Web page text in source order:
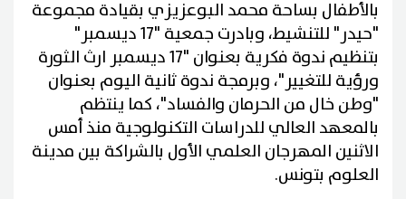
بالأطفال بساحة محمد البوعزيزي بقيادة مجموعة
"حيدر" للتنشيط، وبادرت جمعية "17 ديسمبر"
بتنظيم ندوة فكرية بعنوان "17 ديسمبر ارث الثورة
ورؤية للتغيير"، وبرمجة ندوة ثانية اليوم بعنوان
"وطن خال من الحرمان والفساد"، كما ينتظم
بالمعهد العالي للدراسات التكنولوجية منذ أمس
الاثنين المهرجان العلمي الأول بالشراكة بين مدينة
العلوم بتونس.